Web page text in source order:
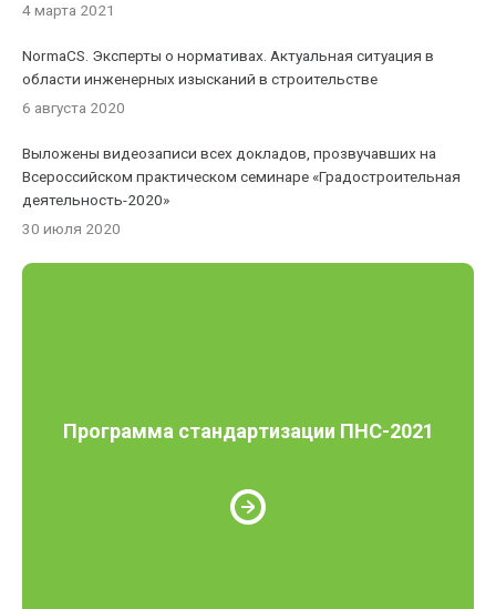
4 марта 2021
NormaCS. Эксперты о нормативах. Актуальная ситуация в
области инженерных изысканий в строительстве
6 августа 2020
Выложены видеозаписи всех докладов, прозвучавших на
Всероссийском практическом семинаре «Градостроительная
деятельность-2020»
30 июля 2020
Программа стандартизации ПНС-2021